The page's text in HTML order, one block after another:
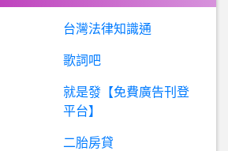
假
冒投資老師：朱家泓詐騙、阮慕驊詐騙、高建宏詐騙、郭哲榮詐騙、邱沁宜詐騙，大家小心不要被騙！
台灣法律知識通
歌詞吧
就是發【免費廣告刊登
平台】
二胎房貸